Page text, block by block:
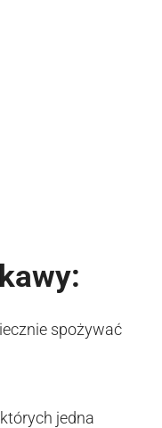
spożywać
jedna